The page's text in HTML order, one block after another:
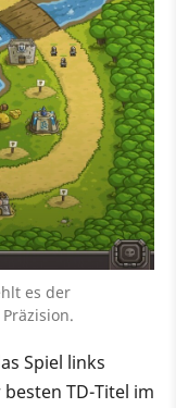
es der
Spiel links
TD-Titel im